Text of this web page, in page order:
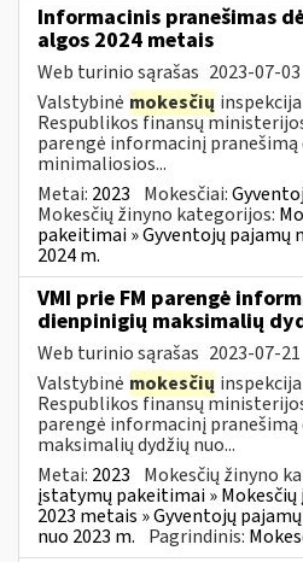
Informacinis pranešimas
algos 2024 metais
Web turinio sąrašas 2023-07-03
Valstybinė mokesčių
Respublikos finansų
parengė informacinį
minimaliosios...
Metai: 2023 Mokesčiai:
Mokesčių žinyno kategorijos:
pakeitimai » Gyventojų pajamų
2024 m.
VMI prie FM parengė
dienpinigių maksimalių
Web turinio sąrašas 2023-07-21
Valstybinė mokesčių
Respublikos finansų
parengė informacinį
maksimalių dydžių nuo...
Metai: 2023 Mokesčių žinyno
įstatymų pakeitimai »
2023 metais » Gyventojų
nuo 2023 m. Pagrindinis: